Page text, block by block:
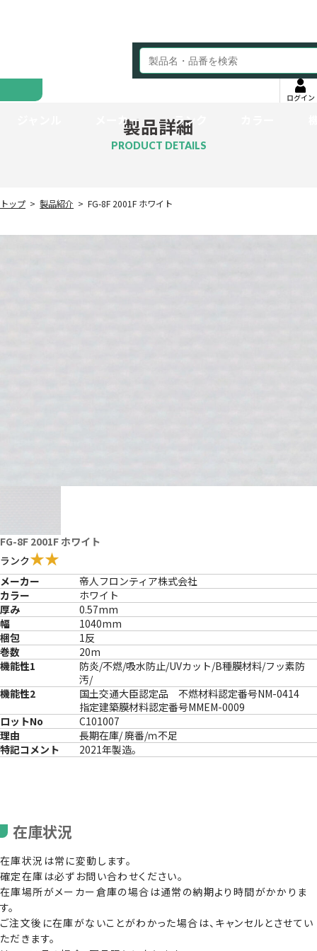
ログイン
メーカー ランク
製品詳細
PRODUCT DETAILS
トップ 製品紹介 FG-8F 2001F ホワイト
FG-8F 2001F ホワイト
ランク★★
メーカー
帝人フロンティア株式会社
カラー
ホワイト
厚み
0.57mm
幅
1040mm
梱包
1反
巻数
20m
機能性1
防炎/不燃/吸水防止/UVカット/B種膜材料/フッ素防
汚/
機能性2
国土交通大臣認定品 不燃材料認定番号NM-0414
指定建築膜材料認定番号MMEM-0009
ロットNo
C101007
理由
長期在庫/ 廃番/ｍ不足
特記コメント
2021年製造。
在庫状況
在庫状況は常に変動します。
確定在庫は必ずお問い合わせください。
在庫場所がメーカー倉庫の場合は通常の納期より時間がかかりま
す。
ご注文後に在庫がないことがわかった場合は、キャンセルとさせてい
ただきます。